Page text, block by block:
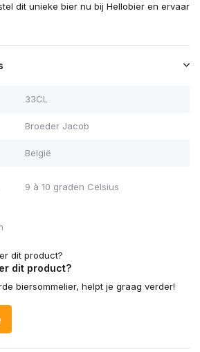
dit unieke bier nu bij Hellobier en ervaar
33CL
Broeder Jacob
België
9 à 10 graden Celsius
dit product?
biersommelier, helpt je graag verder!